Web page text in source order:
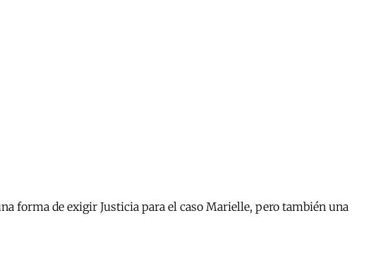
forma de exigir Justicia para el caso Marielle, pero también una